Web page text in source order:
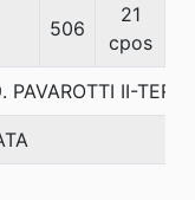
506
21
cpos
II-